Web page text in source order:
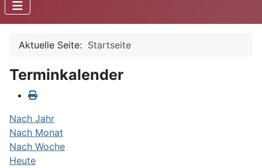
Aktuelle Seite: Startseite
Terminkalender
Nach Jahr
Nach Monat
Nach Woche
Heute